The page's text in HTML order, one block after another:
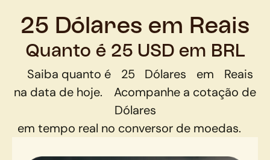
25 Dólares em Reais
Quanto é 25 USD em BRL
Saiba quanto é 25 Dólares em
Reais
na data de hoje.
Acompanhe a cotação de
Dólares
em tempo real no conversor de moedas.